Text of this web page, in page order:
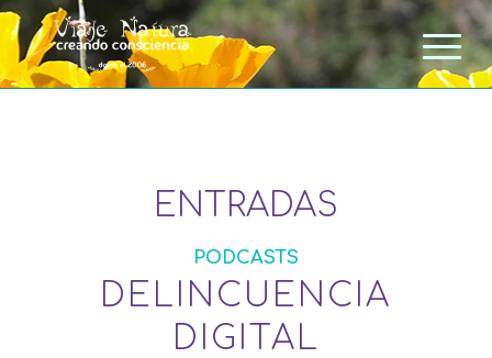
ENTRADAS
PODCASTS
DELINCUENCIA
DIGITAL